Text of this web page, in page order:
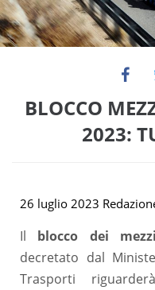
o
n
BLOCCO
2023:
26 luglio 2023
Il blocco dei
decretato dal
Trasporti